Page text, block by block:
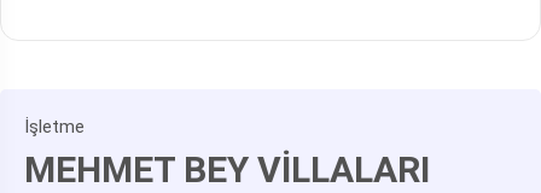
İşletme
MEHMET BEY VİLLALARI